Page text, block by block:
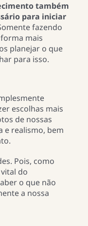
também
para iniciar
fazendo
mais
planejar o que
para isso.
escolhas mais
de nossas
e realismo, bem
Pois, como
do
o que não
a nossa